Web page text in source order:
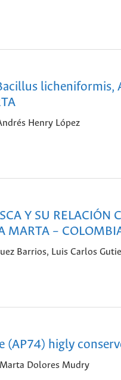
licheniformis,
Henry López
Y SU RELACIÓN
MARTA –
Barrios, Luis Carlos
higly
Dolores Mudry